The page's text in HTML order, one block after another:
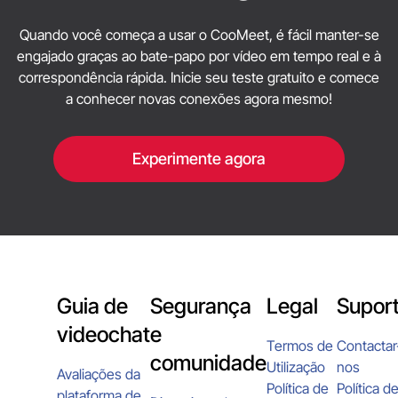
Quando você começa a usar o CooMeet, é fácil manter-se
engajado graças ao bate-papo por vídeo em tempo real e à
correspondência rápida. Inicie seu teste gratuito e comece
a conhecer novas conexões agora mesmo!
Experimente agora
Guia de
videochat
Avaliações da
Segurança
e
comunidade
Legal
Termos de
Utilização
Política de
nos
Política de